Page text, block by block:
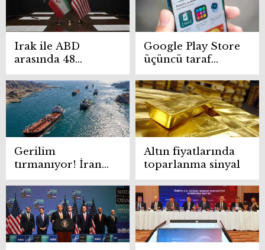
Irak ile ABD
arasında 48
ekonomik işbirliği
anlaşması
imzalandı
Google Play Store
üçüncü taraf
uygulama
mağazalarına
açılıyor
Gerilim
tırmanıyor! İran
Hürmüz Boğazı’nı
kapattığını
duyurdu
Altın fiyatlarında
toparlanma sinyal